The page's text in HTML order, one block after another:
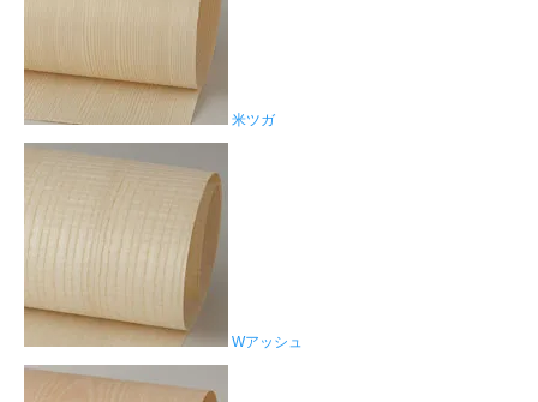
米ツガ
Wアッシュ